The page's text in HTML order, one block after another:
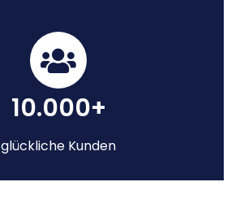
10.000+
glückliche Kunden